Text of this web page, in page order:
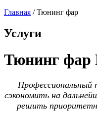
Главная /Тюнинг фар
Услуги
Тюнинг фар
Профессиональный
сэкономить на
решить